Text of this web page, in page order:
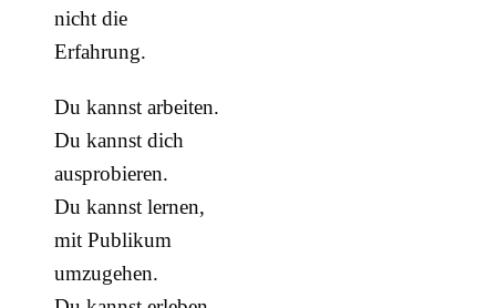
nicht die
Erfahrung.
Du kannst arbeiten.
Du kannst dich
ausprobieren.
Du kannst lernen,
mit Publikum
umzugehen.